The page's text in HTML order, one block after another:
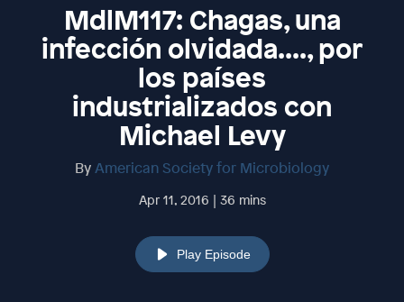
MdlM117: Chagas, una
infección olvidada...., por
los países
industrializados con
Michael Levy
ByAmerican Society for Microbiology
Apr 11, 2016 | 36 mins
Play Episode